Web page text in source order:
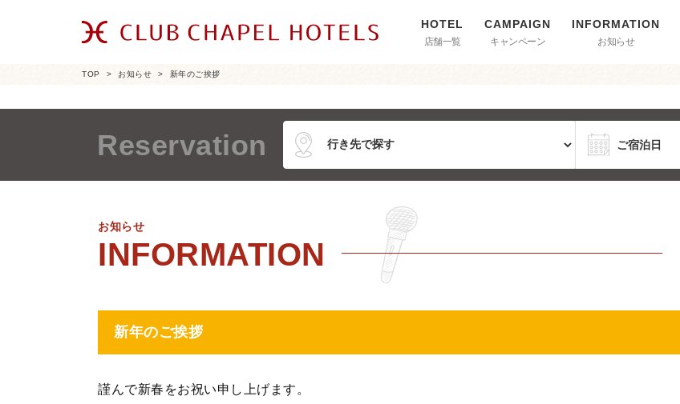
店舗一覧 キャンペーン お知らせ
TOP お知らせ 新年のご挨拶
Reservation
お知らせ
新年のご挨拶
謹んで新春をお祝い申し上げます。